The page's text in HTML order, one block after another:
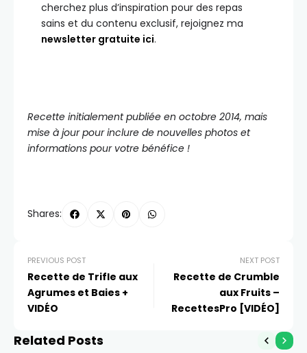
cherchez plus d’inspiration pour des repas
sains et du contenu exclusif, rejoignez ma
newsletter gratuite ici.
Recette initialement publiée en octobre 2014, mais
mise à jour pour inclure de nouvelles photos et
informations pour votre bénéfice !
Shares:
PREVIOUS POST
Recette de Trifle aux
Agrumes et Baies +
VIDÉO
NEXT POST
Recette de Crumble
aux Fruits –
RecettesPro [VIDÉO]
Related Posts